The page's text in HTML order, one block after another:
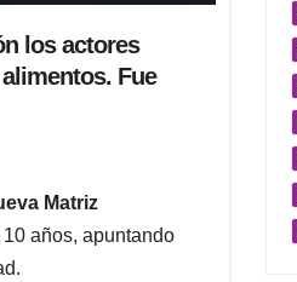
los actores
Fue
Matriz
años, apuntando